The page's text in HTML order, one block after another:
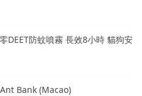
DEET防蚊噴霧 長效8小時 貓狗安
Bank (Macao)